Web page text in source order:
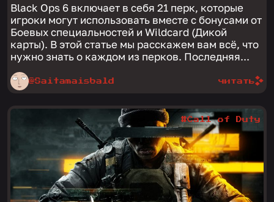
Black Ops 6 включает в себя 21 перк, которые
игроки могут использовать вместе с бонусами от
Боевых специальностей и Wildcard (Дикой
карты). В этой статье мы расскажем вам всё, что
нужно знать о каждом из перков. Последняя...
@Saitamaisbald читать
#Call of Duty